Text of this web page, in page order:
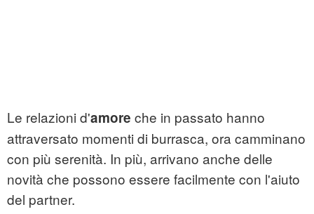
Le relazioni d'amore che in passato hanno
attraversato momenti di burrasca, ora camminano
con più serenità. In più, arrivano anche delle
novità che possono essere facilmente con l'aiuto
del partner.